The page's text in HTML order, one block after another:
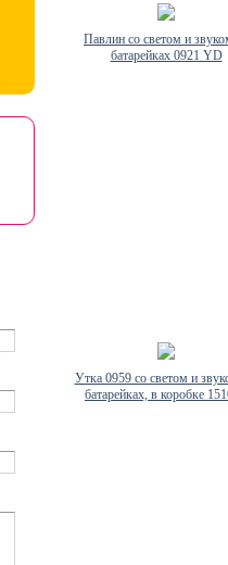
Павлин со светом и
батарейках 0921 YD
Утка 0959 со светом и
батарейках, в коробке